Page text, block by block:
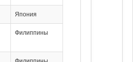
Япония
Филиппины